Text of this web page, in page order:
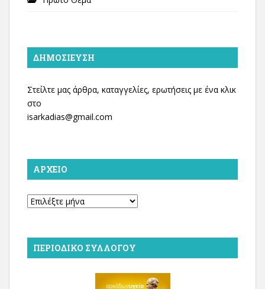
ΔΗΜΟΣΊΕΥΣΗ
Στείλτε μας άρθρα, καταγγελίες, ερωτήσεις με ένα κλικ
στο
isarkadias@gmail.com
ΑΡΧΕΊΟ
Αρχείο
ΠΕΡΙΟΔΙΚΌ ΣΥΛΛΌΓΟΥ